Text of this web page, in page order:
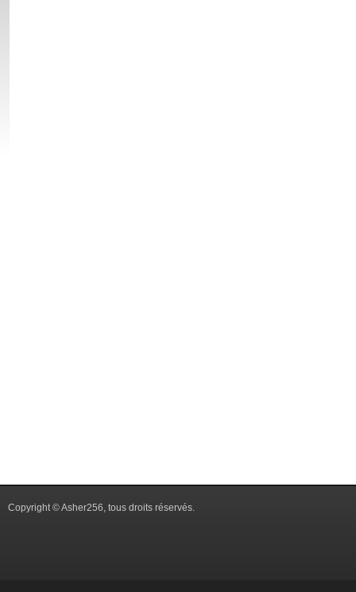
Copyright © Asher256, tous droits réservés.